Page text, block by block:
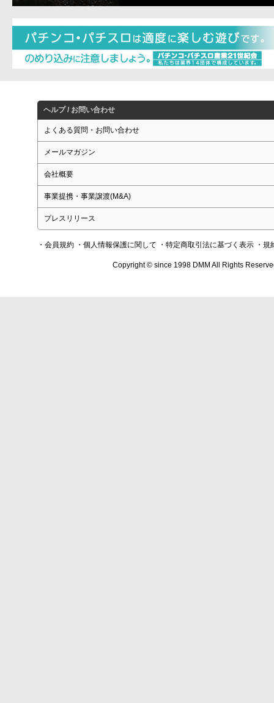
ヘルプ / お問い合わせ
よくある質問・お問い合わせ
メールマガジン
会社概要
事業提携・事業譲渡(M&A)
プレスリリース
・会員規約 ・個人情報保護に関して ・特定商取引法に基づく表示 ・規
Copyright © since 1998 DMM All Rights